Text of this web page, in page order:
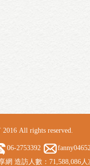
All rights reserved.
06-2753392
網 造訪人數：71,588,086人